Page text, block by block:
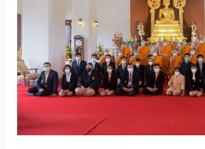
มงคล
เฉลิม
พระชนมพรรษา
๙๐
พรรษา
๑๒
สิงหาคม
สมุด
คลัง
ความ
รู้
และ
One
Stop